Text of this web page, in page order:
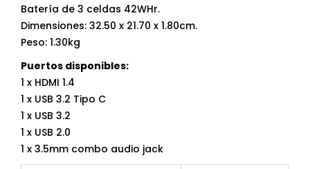
Batería de 3 celdas 42WHr.
Dimensiones: 32.50 x 21.70 x 1.80cm.
Peso: 1.30kg
Puertos disponibles:
1 x HDMI 1.4
1 x USB 3.2 Tipo C
1 x USB 3.2
1 x USB 2.0
1 x 3.5mm combo audio jack